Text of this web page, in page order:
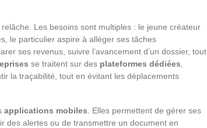
relâche. Les besoins sont multiples : le jeune créateur
le particulier aspire à alléger ses tâches
ses revenus, suivre l’avancement d’un dossier, tout
se traitent sur des plateformes dédiées
la traçabilité, tout en évitant les déplacements
applications mobiles . Elles permettent de gérer ses
des alertes ou de transmettre un document en